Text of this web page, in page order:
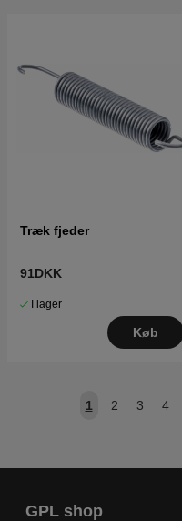
Træk fjeder
91DKK
I lager
Køb
1 2 3 4
GPL shop